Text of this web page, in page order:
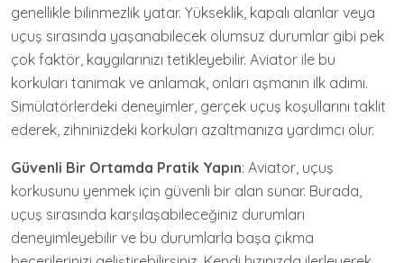
genellikle bilinmezlik yatar. Yükseklik, kapalı alanlar veya
uçuş sırasında yaşanabilecek olumsuz durumlar gibi pek
çok faktör, kaygılarınızı tetikleyebilir. Aviator ile bu
korkuları tanımak ve anlamak, onları aşmanın ilk adımı.
Simülatörlerdeki deneyimler, gerçek uçuş koşullarını taklit
ederek, zihninizdeki korkuları azaltmanıza yardımcı olur.
Güvenli Bir Ortamda Pratik Yapın: Aviator, uçuş
korkusunu yenmek için güvenli bir alan sunar. Burada,
uçuş sırasında karşılaşabileceğiniz durumları
deneyimleyebilir ve bu durumlarla başa çıkma